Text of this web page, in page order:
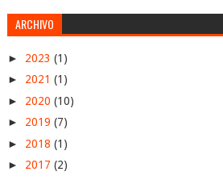
ARCHIVO
► 2023 (1)
► 2021 (1)
► 2020 (10)
► 2019 (7)
► 2018 (1)
► 2017 (2)